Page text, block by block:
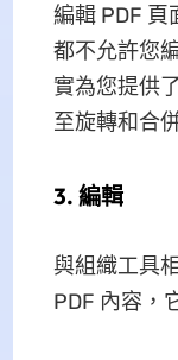
編輯 PDF 頁
都不允許您
實為您提供
至旋轉和合
3. 編輯
與組織工具
PDF 內容，